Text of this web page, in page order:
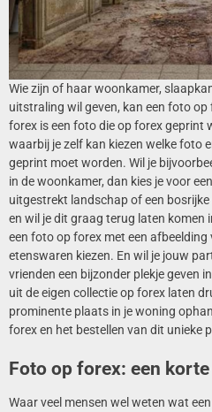
Wie zijn of haar woonkamer,
uitstraling wil geven, kan een foto
forex is een foto die op forex geprint
waarbij je zelf kan kiezen welke foto
geprint moet worden. Wil je
in de woonkamer, dan kies je voor
uitgestrekt landschap of een
en wil je dit graag terug laten komen
een foto op forex met een
etenswaren kiezen. En wil je jouw
vrienden een bijzonder plekje geven
uit de eigen collectie op forex laten
prominente plaats in je woning
forex en het bestellen van dit unieke
Foto op forex: een
Waar veel mensen wel weten wat